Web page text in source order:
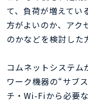
て、負荷が増えてい
方がよいのか、アク
のかなどを検討した
コムネットシステム
ワーク機器の“サブ
チ・Wi-Fiから必要な